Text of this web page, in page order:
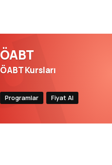
ÖABT
ÖABT Kursları
Programlar Fiyat Al